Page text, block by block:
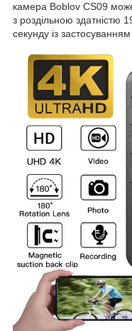
камера Boblov CS09
з роздільною здатністю
секунду із